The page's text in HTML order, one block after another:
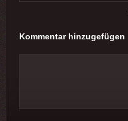
Kommentar hinzugefügen